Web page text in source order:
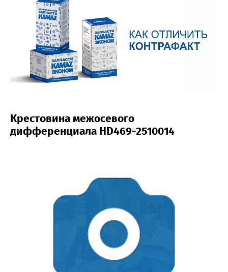
Крестовина межосевого
дифференциала HD469-2510014